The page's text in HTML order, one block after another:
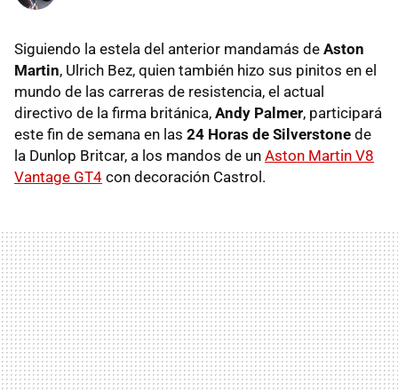
Siguiendo la estela del anterior mandamás de Aston
Martin, Ulrich Bez, quien también hizo sus pinitos en el
mundo de las carreras de resistencia, el actual
directivo de la firma británica, Andy Palmer, participará
este fin de semana en las 24 Horas de Silverstone de
la Dunlop Britcar, a los mandos de un Aston Martin V8
Vantage GT4 con decoración Castrol.